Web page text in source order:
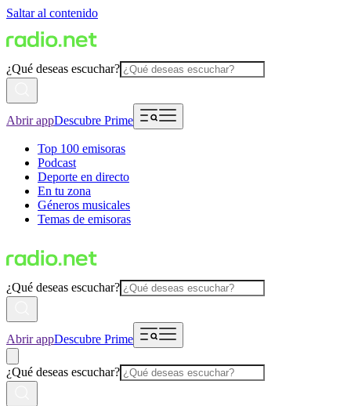
Saltar al contenido
¿Qué deseas escuchar?
Abrir appDescubre Prime
Top 100 emisoras
Podcast
Deporte en directo
En tu zona
Géneros musicales
Temas de emisoras
¿Qué deseas escuchar?
Abrir appDescubre Prime
¿Qué deseas escuchar?